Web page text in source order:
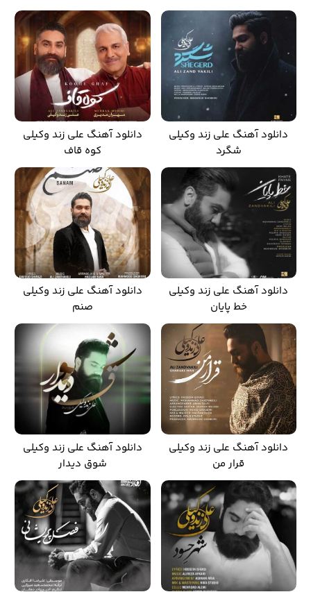
دانلود آهنگ علی زند وکیلی
شگرد
دانلود آهنگ علی زند وکیلی
کوه قاف
دانلود آهنگ علی زند وکیلی
خط پایان
دانلود آهنگ علی زند وکیلی
صنم
دانلود آهنگ علی زند وکیلی
قرار من
دانلود آهنگ علی زند وکیلی
شوق دیدار